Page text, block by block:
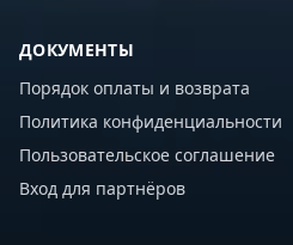
ДОКУМЕНТЫ
Порядок оплаты и возврата
Политика конфиденциальности
Пользовательское соглашение
Вход для партнёров